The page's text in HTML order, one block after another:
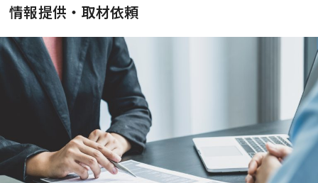
情報提供・取材依頼